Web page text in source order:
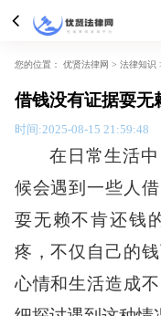
您的位置： 优贤法律网 > 法律知识
借钱没有证据耍无
时间:2025-08-15 21:59:48
在日常生活
候会遇到一些人
耍无赖不肯还钱
疼，不仅自己的
心情和生活造成